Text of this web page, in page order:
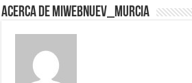
Acerca de miwebnuev_murcia